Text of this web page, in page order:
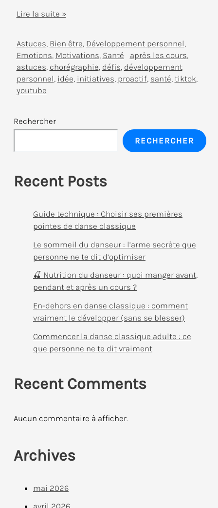
Comment
sa
motivation
après
les
danse
astuces,
inspirations
bien-
Lire la suite »
Astuces, Bien être, Développement personnel,
Emotions, Motivations, Santé après les cours,
astuces, chorégraphie, défis, développement
personnel, idée, initiatives, proactif, santé, tiktok,
youtube
Rechercher
RECHERCHER
Recent Posts
Guide technique : Choisir ses premières
pointes de danse classique
Le sommeil du danseur : l’arme secrète que
personne ne te dit d’optimiser
🍒 Nutrition du danseur : quoi manger avant,
pendant et après un cours ?
En-dehors en danse classique : comment
vraiment le développer (sans se blesser)
Commencer la danse classique adulte : ce
que personne ne te dit vraiment
Recent Comments
Aucun commentaire à afficher.
Archives
mai 2026